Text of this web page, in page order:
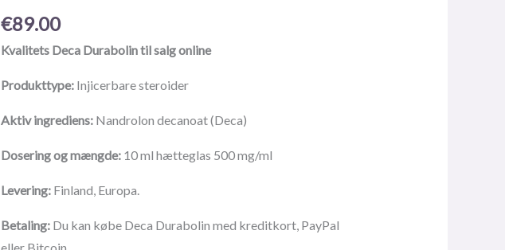
€89.00
Kvalitets Deca Durabolin til salg online
Produkttype: Injicerbare steroider
Aktiv ingrediens: Nandrolon decanoat (Deca)
Dosering og mængde: 10 ml hætteglas 500 mg/ml
Levering: Finland, Europa.
Betaling: Du kan købe Deca Durabolin med kreditkort, PayPal